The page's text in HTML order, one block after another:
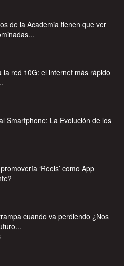
de la Academia tienen que ver
la red 10G: el internet más rápido
Smartphone: La Evolución de los
‘Reels’ como App
cuando va perdiendo ¿Nos